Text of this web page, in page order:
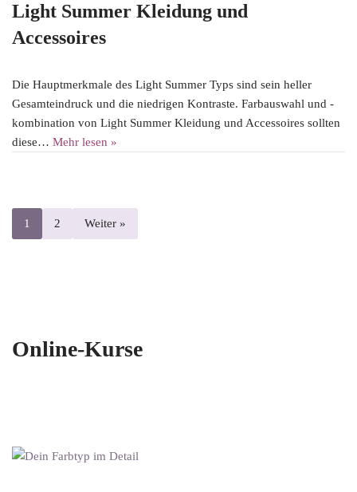
Light Summer Kleidung und
Accessoires
Die Hauptmerkmale des Light Summer Typs sind sein heller
Gesamteindruck und die niedrigen Kontraste. Farbauswahl und -
kombination von Light Summer Kleidung und Accessoires sollten
diese… Mehr lesen »
1 2 Weiter »
Online-Kurse